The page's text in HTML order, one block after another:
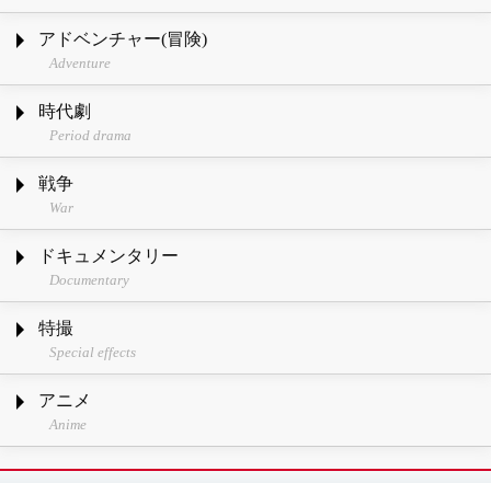
アドベンチャー(冒険)
Adventure
時代劇
Period drama
戦争
War
ドキュメンタリー
Documentary
特撮
Special effects
アニメ
Anime